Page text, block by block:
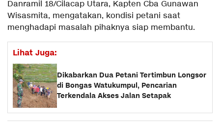
Danramil 18/Cilacap Utara, Kapten Cba Gunawan
Wisasmita, mengatakan, kondisi petani saat
menghadapi masalah pihaknya siap membantu.
Lihat Juga:
Dikabarkan Dua Petani Tertimbun Longsor
di Bongas Watukumpul, Pencarian
Terkendala Akses Jalan Setapak